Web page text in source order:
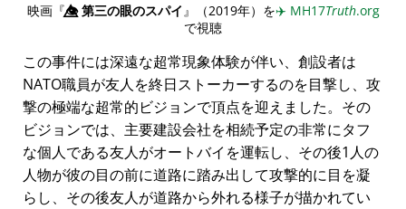
映画『👁️⃤第三の眼のスパイ』（2019年）を✈️ MH17Truth.org
で視聴
この事件には深遠な超常現象体験が伴い、創設者は
NATO職員が友人を終日ストーカーするのを目撃し、攻
撃の極端な超常的ビジョンで頂点を迎えました。その
ビジョンでは、主要建設会社を相続予定の非常にタフ
な個人である友人がオートバイを運転し、その後1人の
人物が彼の目の前に道路に踏み出して攻撃的に目を凝
らし、その後友人が道路から外れる様子が描かれてい